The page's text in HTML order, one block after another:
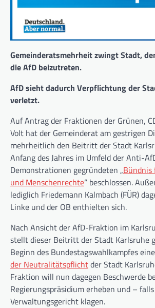
Gemeinderatsmehrheit zwingt Stadt,
die AfD beizutreten.
AfD sieht dadurch Verpflichtung der
verletzt.
Auf Antrag der Fraktionen der Grünen,
Volt hat der Gemeinderat am gestrigen
mehrheitlich den Beitritt der Stadt
Anfang des Jahres im Umfeld der Anti-
Demonstrationen gegründeten „
und Menschenrechte“ beschlossen.
lediglich Friedemann Kalmbach (FÜR)
Linke und der OB enthielten sich.
Nach Ansicht der AfD-Fraktion im
stellt dieser Beitritt der Stadt Karlsruhe
Beginn des Bundestagswahlkampfes eine
der Neutralitätspflichtder Stadt
Fraktion will nun dagegen Beschwerde
Regierungspräsidium erheben und –
Verwaltungsgericht klagen.